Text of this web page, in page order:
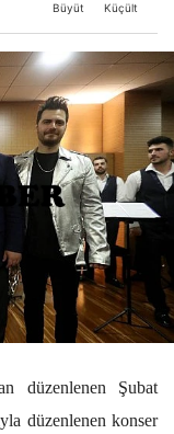
Büyüt Küçült
düzenlenen Şubat
düzenlenen konser